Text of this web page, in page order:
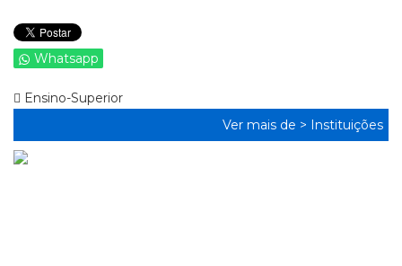
Whatsapp
Ensino-Superior
Ver mais de > Instituições